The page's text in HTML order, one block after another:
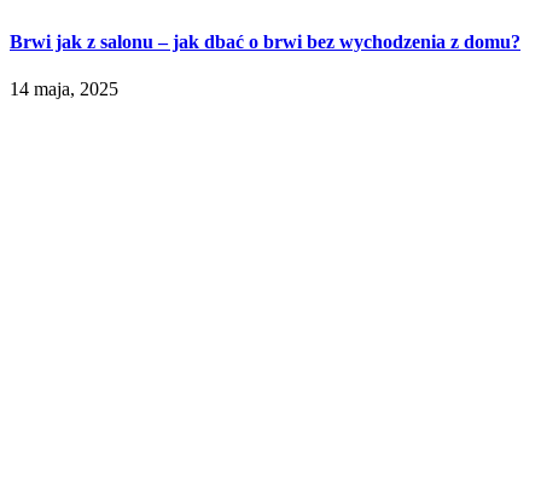
Brwi jak z salonu – jak dbać o brwi bez wychodzenia z domu?
14 maja, 2025